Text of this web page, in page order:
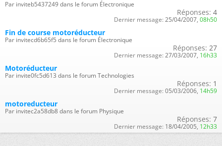
Par inviteb5437249 dans le forum Électronique
Réponses: 4
Dernier message: 25/04/2007, 08h50
Fin de course motoréducteur
Par invitecd6b65f5 dans le forum Électronique
Réponses: 27
Dernier message: 27/03/2007, 16h33
Motoréducteur
Par invite0fc5d613 dans le forum Technologies
Réponses: 1
Dernier message: 05/03/2006, 14h59
motoreducteur
Par invitec2a58db8 dans le forum Physique
Réponses: 7
Dernier message: 18/04/2005, 12h33